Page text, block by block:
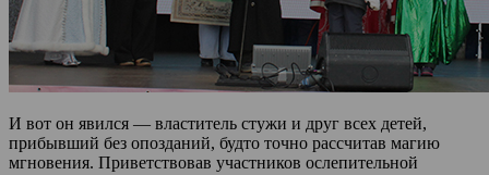
И вот он явился — властитель стужи и друг всех детей,
прибывший без опозданий, будто точно рассчитав магию
мгновения. Приветствовав участников ослепительной